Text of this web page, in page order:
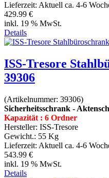
Lieferzeit: Aktuell ca. 4-6
429.99 €
inkl. 19 % MwSt.
Details
ISS-Tresore
39306
(Artikelnummer: 39306)
Sicherheitsschrank -
Kapazität : 6 Ordner
Hersteller: ISS-Tresore
Gewicht.: 55 Kg
Lieferzeit: Aktuell ca. 4-6
543.99 €
inkl. 19 % MwSt.
Details